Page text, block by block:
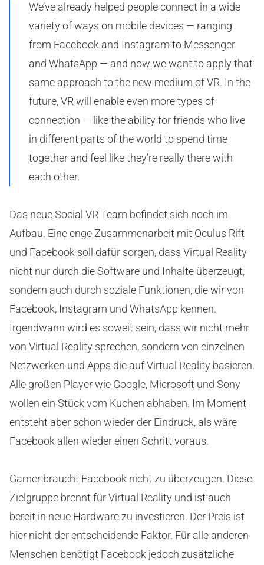
We’ve already helped people connect in a wide
variety of ways on mobile devices — ranging
from Facebook and Instagram to Messenger
and WhatsApp — and now we want to apply that
same approach to the new medium of VR. In the
future, VR will enable even more types of
connection — like the ability for friends who live
in different parts of the world to spend time
together and feel like they’re really there with
each other.
Das neue Social VR Team befindet sich noch im
Aufbau. Eine enge Zusammenarbeit mit Oculus Rift
und Facebook soll dafür sorgen, dass Virtual Reality
nicht nur durch die Software und Inhalte überzeugt,
sondern auch durch soziale Funktionen, die wir von
Facebook, Instagram und WhatsApp kennen.
Irgendwann wird es soweit sein, dass wir nicht mehr
von Virtual Reality sprechen, sondern von einzelnen
Netzwerken und Apps die auf Virtual Reality basieren.
Alle großen Player wie Google, Microsoft und Sony
wollen ein Stück vom Kuchen abhaben. Im Moment
entsteht aber schon wieder der Eindruck, als wäre
Facebook allen wieder einen Schritt voraus.
Gamer braucht Facebook nicht zu überzeugen. Diese
Zielgruppe brennt für Virtual Reality und ist auch
bereit in neue Hardware zu investieren. Der Preis ist
hier nicht der entscheidende Faktor. Für alle anderen
Menschen benötigt Facebook jedoch zusätzliche